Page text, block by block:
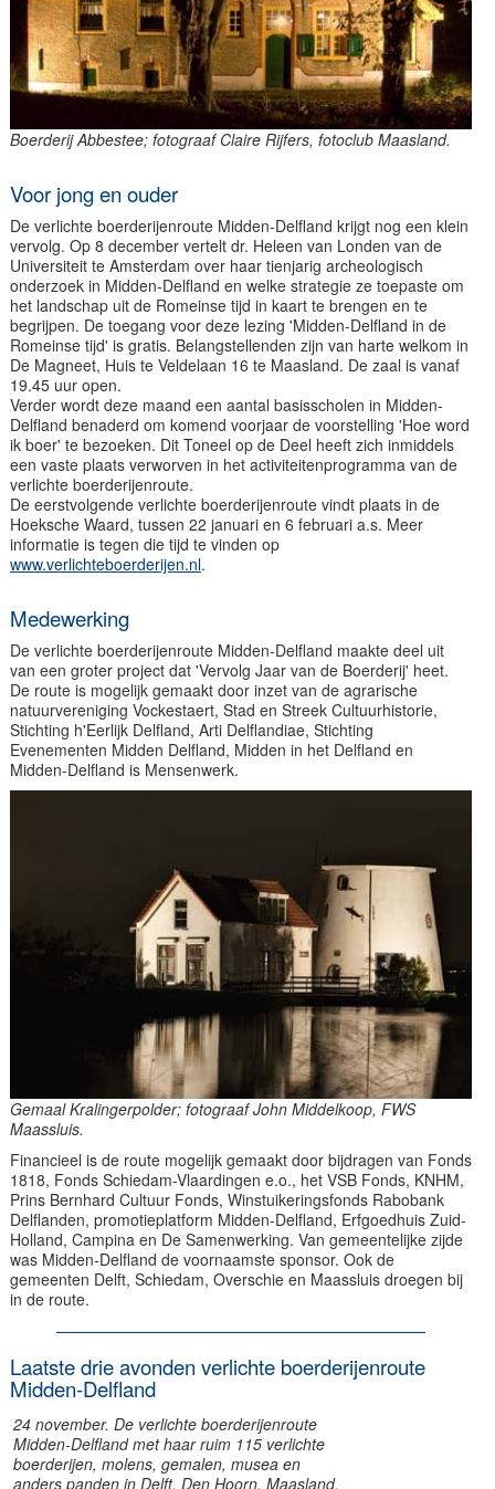
Boerderij Abbestee; fotograaf Claire Rijfers, fotoclub Maasland.
Voor jong en ouder
De verlichte boerderijenroute Midden-Delfland krijgt nog een klein
vervolg. Op 8 december vertelt dr. Heleen van Londen van de
Universiteit te Amsterdam over haar tienjarig archeologisch
onderzoek in Midden-Delfland en welke strategie ze toepaste om
het landschap uit de Romeinse tijd in kaart te brengen en te
begrijpen. De toegang voor deze lezing 'Midden-Delfland in de
Romeinse tijd' is gratis. Belangstellenden zijn van harte welkom in
De Magneet, Huis te Veldelaan 16 te Maasland. De zaal is vanaf
19.45 uur open.
Verder wordt deze maand een aantal basisscholen in Midden-
Delfland benaderd om komend voorjaar de voorstelling 'Hoe word
ik boer' te bezoeken. Dit Toneel op de Deel heeft zich inmiddels
een vaste plaats verworven in het activiteitenprogramma van de
verlichte boerderijenroute.
De eerstvolgende verlichte boerderijenroute vindt plaats in de
Hoeksche Waard, tussen 22 januari en 6 februari a.s. Meer
informatie is tegen die tijd te vinden op
www.verlichteboerderijen.nl.
Medewerking
De verlichte boerderijenroute Midden-Delfland maakte deel uit
van een groter project dat 'Vervolg Jaar van de Boerderij' heet.
De route is mogelijk gemaakt door inzet van de agrarische
natuurvereniging Vockestaert, Stad en Streek Cultuurhistorie,
Stichting h'Eerlijk Delfland, Arti Delflandiae, Stichting
Evenementen Midden Delfland, Midden in het Delfland en
Midden-Delfland is Mensenwerk.
Gemaal Kralingerpolder; fotograaf John Middelkoop, FWS
Maassluis.
Financieel is de route mogelijk gemaakt door bijdragen van Fonds
1818, Fonds Schiedam-Vlaardingen e.o., het VSB Fonds, KNHM,
Prins Bernhard Cultuur Fonds, Winstuikeringsfonds Rabobank
Delflanden, promotieplatform Midden-Delfland, Erfgoedhuis Zuid-
Holland, Campina en De Samenwerking. Van gemeentelijke zijde
was Midden-Delfland de voornaamste sponsor. Ook de
gemeenten Delft, Schiedam, Overschie en Maassluis droegen bij
in de route.
Laatste drie avonden verlichte boerderijenroute
Midden-Delfland
24 november. De verlichte boerderijenroute
Midden-Delfland met haar ruim 115 verlichte
boerderijen, molens, gemalen, musea en
anders panden in Delft, Den Hoorn, Maasland,